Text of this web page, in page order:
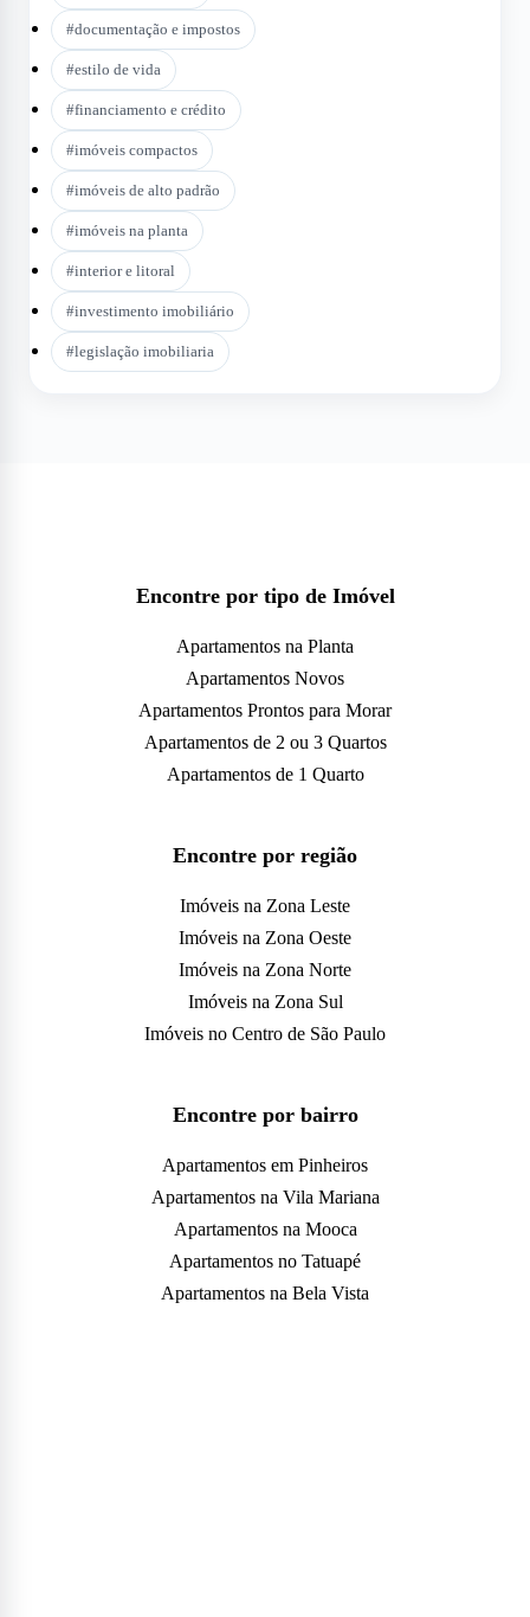
#documentação e impostos
#estilo de vida
#financiamento e crédito
#imóveis compactos
#imóveis de alto padrão
#imóveis na planta
#interior e litoral
#investimento imobiliário
#legislação imobiliaria
Encontre por tipo de Imóvel
Apartamentos na Planta
Apartamentos Novos
Apartamentos Prontos para Morar
Apartamentos de 2 ou 3 Quartos
Apartamentos de 1 Quarto
Encontre por região
Imóveis na Zona Leste
Imóveis na Zona Oeste
Imóveis na Zona Norte
Imóveis na Zona Sul
Imóveis no Centro de São Paulo
Encontre por bairro
Apartamentos em Pinheiros
Apartamentos na Vila Mariana
Apartamentos na Mooca
Apartamentos no Tatuapé
Apartamentos na Bela Vista